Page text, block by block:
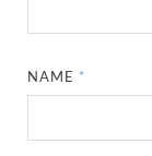
NAME *